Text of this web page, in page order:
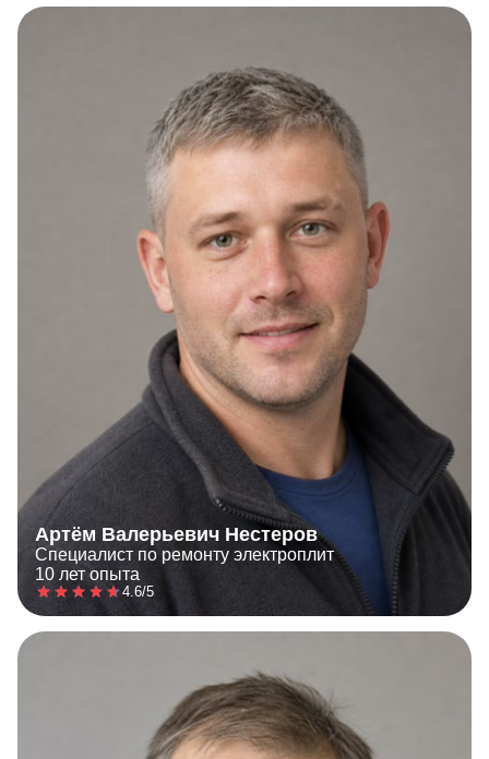
Артём Валерьевич Нестеров
Специалист по ремонту электроплит
10 лет опыта
4.6/5